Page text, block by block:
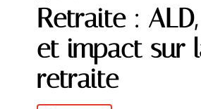
Retraite :
et impact sur
retraite